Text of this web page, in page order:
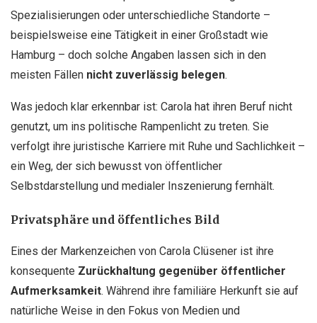
Spezialisierungen oder unterschiedliche Standorte –
beispielsweise eine Tätigkeit in einer Großstadt wie
Hamburg – doch solche Angaben lassen sich in den
meisten Fällen nicht zuverlässig belegen.
Was jedoch klar erkennbar ist: Carola hat ihren Beruf nicht
genutzt, um ins politische Rampenlicht zu treten. Sie
verfolgt ihre juristische Karriere mit Ruhe und Sachlichkeit –
ein Weg, der sich bewusst von öffentlicher
Selbstdarstellung und medialer Inszenierung fernhält.
Privatsphäre und öffentliches Bild
Eines der Markenzeichen von Carola Clüsener ist ihre
konsequente Zurückhaltung gegenüber öffentlicher
Aufmerksamkeit. Während ihre familiäre Herkunft sie auf
natürliche Weise in den Fokus von Medien und